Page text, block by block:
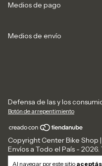
Al navegar por este sitio
Medios de pago
Medios de envío
Defensa de las y los
Botón de arrepentimiento
Copyright Center Bike Shop
Envíos a Todo el País -